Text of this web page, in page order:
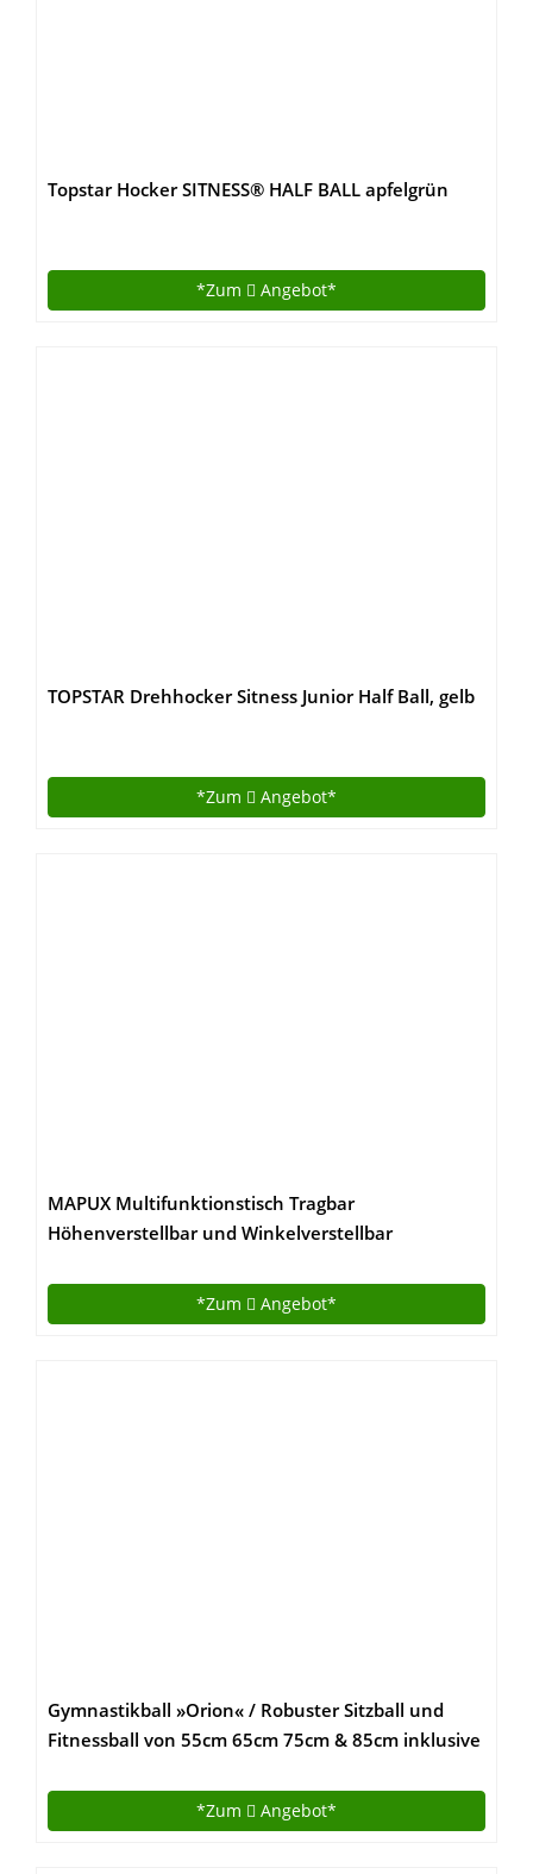
Topstar Hocker SITNESS® HALF BALL apfelgrün
*Zum Angebot*
TOPSTAR Drehhocker Sitness Junior Half Ball, gelb
*Zum Angebot*
MAPUX Multifunktionstisch Tragbar
Höhenverstellbar und Winkelverstellbar
NoteBooktisch Bücherständer für Sofa, Bett,
Terrasse, Balkon, Garten usw.
*Zum Angebot*
Gymnastikball »Orion« / Robuster Sitzball und
Fitnessball von 55cm 65cm 75cm & 85cm inklusive
*Zum Angebot*